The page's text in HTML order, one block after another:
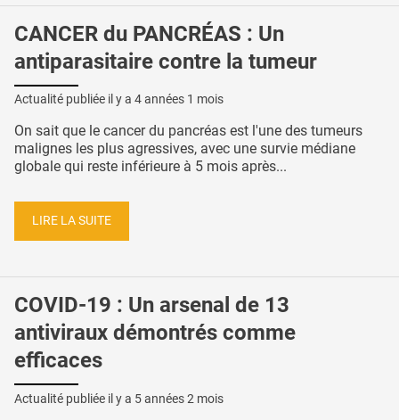
CANCER du PANCRÉAS : Un
antiparasitaire contre la tumeur
Actualité publiée il y a 4 années 1 mois
On sait que le cancer du pancréas est l'une des tumeurs
malignes les plus agressives, avec une survie médiane
globale qui reste inférieure à 5 mois après...
LIRE LA SUITE
COVID-19 : Un arsenal de 13
antiviraux démontrés comme
efficaces
Actualité publiée il y a 5 années 2 mois